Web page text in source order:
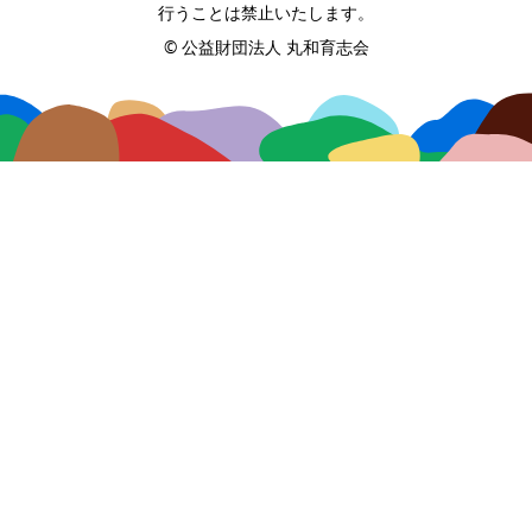
行うことは禁止いたします。
© 公益財団法人 丸和育志会